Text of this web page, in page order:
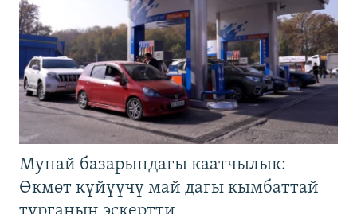
Мунай базарындагы каатчылык:
Өкмөт күйүүчү май дагы кымбаттай